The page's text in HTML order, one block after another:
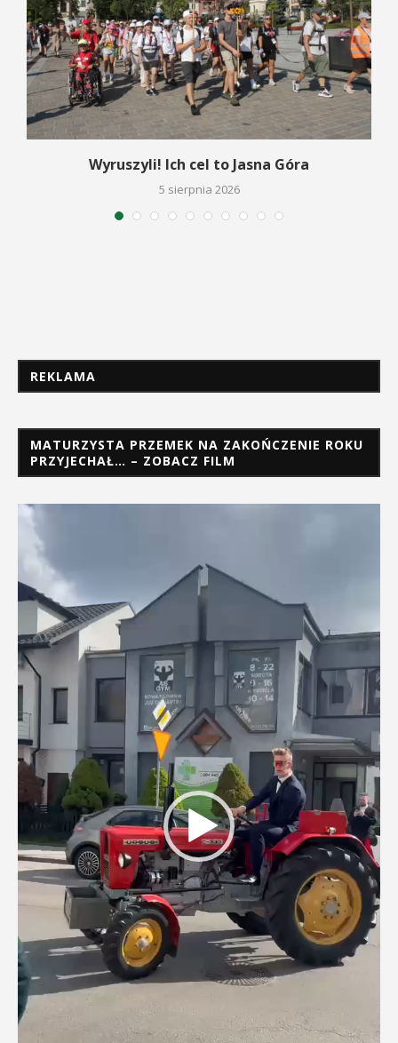
Wyruszyli! Ich cel to Jasna Góra
5 sierpnia 2026
REKLAMA
MATURZYSTA PRZEMEK NA ZAKOŃCZENIE ROKU
PRZYJECHAŁ… – ZOBACZ FILM
Odtwarzacz